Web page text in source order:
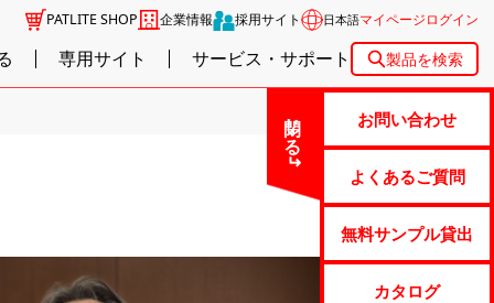
PATLITE SHOP 企業情報 採用サイト 日本語マイページログイン
専用サイト サービス・サポート 製品を検索
閉じる お問い合わせ
よくあるご質問
無料サンプル貸出
カタログ